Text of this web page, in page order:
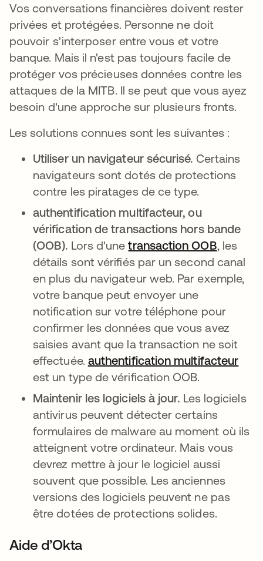
Vos conversations financières doivent rester
privées et protégées. Personne ne doit
pouvoir s'interposer entre vous et votre
banque. Mais il n'est pas toujours facile de
protéger vos précieuses données contre les
attaques de la MITB. Il se peut que vous ayez
besoin d'une approche sur plusieurs fronts.
Les solutions connues sont les suivantes :
Utiliser un navigateur sécurisé. Certains
navigateurs sont dotés de protections
contre les piratages de ce type.
authentification multifacteur, ou
vérification de transactions hors bande
(OOB). Lors d'unetransaction OOB, les
détails sont vérifiés par un second canal
en plus du navigateur web. Par exemple,
votre banque peut envoyer une
notification sur votre téléphone pour
confirmer les données que vous avez
saisies avant que la transaction ne soit
effectuée. authentification multifacteur
est un type de vérification OOB.
Maintenir les logiciels à jour. Les logiciels
antivirus peuvent détecter certains
formulaires de malware au moment où ils
atteignent votre ordinateur. Mais vous
devrez mettre à jour le logiciel aussi
souvent que possible. Les anciennes
versions des logiciels peuvent ne pas
être dotées de protections solides.
Aide d’Okta